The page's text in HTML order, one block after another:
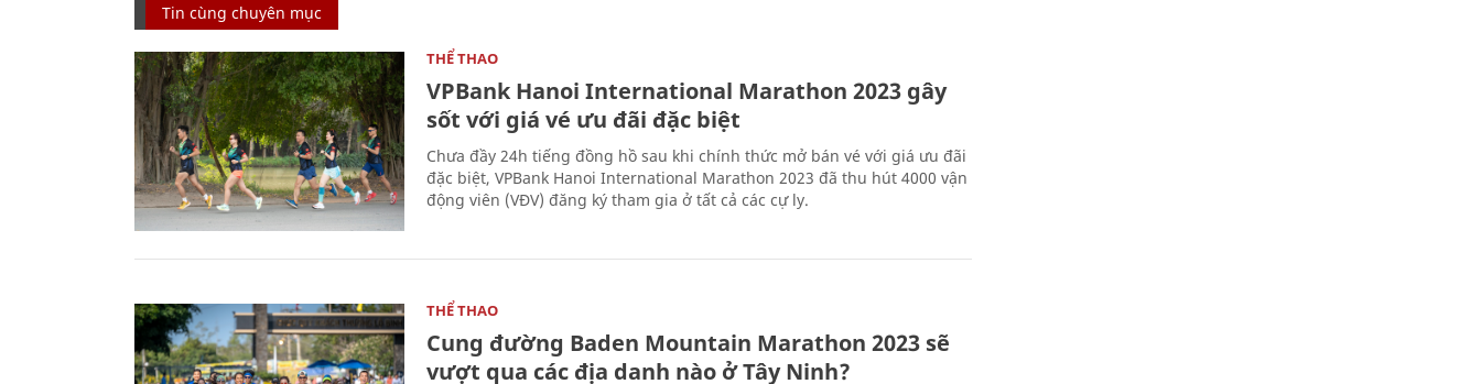
Tin cùng chuyên mục
THỂ THAO
VPBank Hanoi International Marathon 2023 gây
sốt với giá vé ưu đãi đặc biệt
Chưa đầy 24h tiếng đồng hồ sau khi chính thức mở bán vé với giá ưu đãi
đặc biệt, VPBank Hanoi International Marathon 2023 đã thu hút 4000 vận
động viên (VĐV) đăng ký tham gia ở tất cả các cự ly.
THỂ THAO
Cung đường Baden Mountain Marathon 2023 sẽ
vượt qua các địa danh nào ở Tây Ninh?